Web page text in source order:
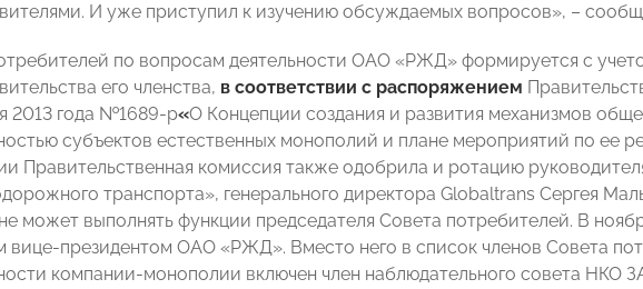
И уже приступил к изучению обсуждаемых вопросов», –
по вопросам деятельности ОАО «РЖД» формируется с
его членства, в соответствии с распоряжением
2013 года №1689-р«О Концепции создания и развития механизмов
субъектов естественных монополий и плане мероприятий по ее
Правительственная комиссия также одобрила и ротацию
транспорта», генерального директора Globaltrans Сергея
может выполнять функции председателя Совета потребителей. В
вице-президентом ОАО «РЖД». Вместо него в список членов Совета
компании-монополии включен член наблюдательного совета НКО